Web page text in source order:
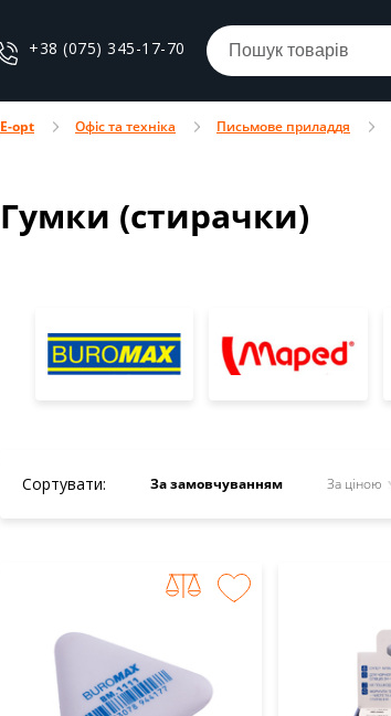
+38 (075) 345-17-70
E-opt Офіс та техніка Письмове приладдя
Гумки (стирачки)
Сортувати: За замовчуванням За ціною